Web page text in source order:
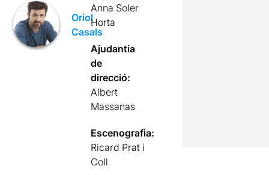
Oriol
Casals
Anna Soler
Horta
Ajudantia
de
direcció:
Albert
Massanas
Escenografia:
Ricard Prat i
Coll